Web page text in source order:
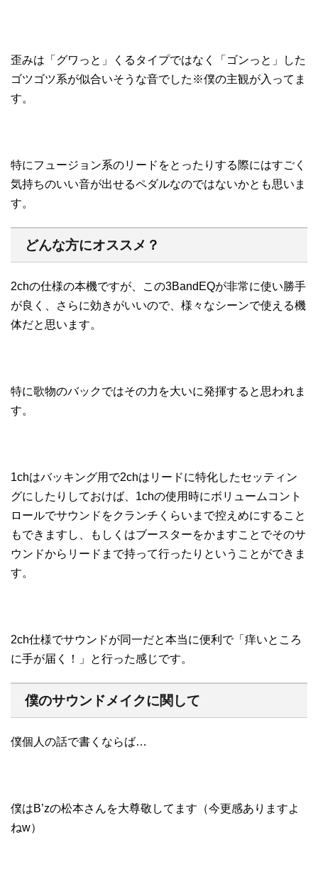
歪みは「グワっと」くるタイプではなく「ゴンっと」した
ゴツゴツ系が似合いそうな音でした※僕の主観が入ってま
す。
特にフュージョン系のリードをとったりする際にはすごく
気持ちのいい音が出せるペダルなのではないかとも思いま
す。
どんな方にオススメ？
2chの仕様の本機ですが、この3BandEQが非常に使い勝手
が良く、さらに効きがいいので、様々なシーンで使える機
体だと思います。
特に歌物のバックではその力を大いに発揮すると思われま
す。
1chはバッキング用で2chはリードに特化したセッティン
グにしたりしておけば、1chの使用時にボリュームコント
ロールでサウンドをクランチくらいまで控えめにすること
もできますし、もしくはブースターをかますことでそのサ
ウンドからリードまで持って行ったりということができま
す。
2ch仕様でサウンドが同一だと本当に便利で「痒いところ
に手が届く！」と行った感じです。
僕のサウンドメイクに関して
僕個人の話で書くならば…
僕はB’zの松本さんを大尊敬してます（今更感ありますよ
ねw）